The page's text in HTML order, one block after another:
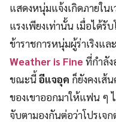
แสดงหนุ่มแจ้งเกิดภายใน
แรงเพียงเท่านั้น เมื่อได้รั
ข้าราชการหนุ่มผู้ร่าเริงแล
Weather is Fineที่กำลัง
ขณะนี้อีแจอุค ก็ยังคงเส้
ของเขาออกมาให้แฟน ๆ
จับตามองกันต่อว่าโปรเจ